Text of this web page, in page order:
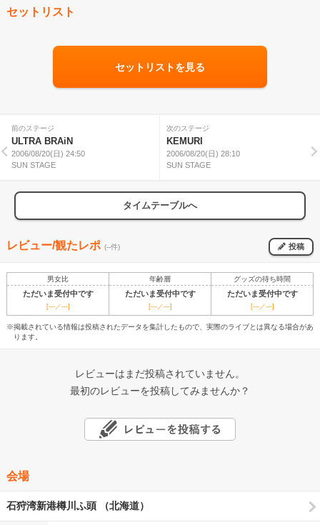
セットリスト
セットリストを見る
前のステージ
ULTRA BRAiN
2006/08/20(日) 24:50
SUN STAGE
次のステージ
KEMURI
2006/08/20(日) 28:10
SUN STAGE
タイムテーブルへ
レビュー/観たレポ (--件) 投稿
男女比 年齢層 グッズの待ち時間
ただいま受付中です ただいま受付中です ただいま受付中です
[---／---] [---／---] [---／---]
※掲載されている情報は投稿されたデータを集計したもので、実際のライブとは異なる場合があ
ります。
レビューはまだ投稿されていません。
最初のレビューを投稿してみませんか？
会場
石狩湾新港樽川ふ頭 （北海道）